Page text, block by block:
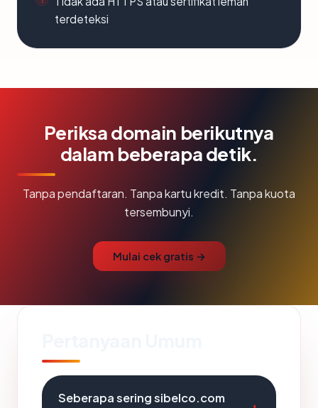
terdeteksi
Periksa domain berikutnya
dalam beberapa detik.
Tanpa pendaftaran. Tanpa kartu kredit. Tanpa kuota
tersembunyi.
Mulai cek gratis →
Seberapa sering sibelco.com